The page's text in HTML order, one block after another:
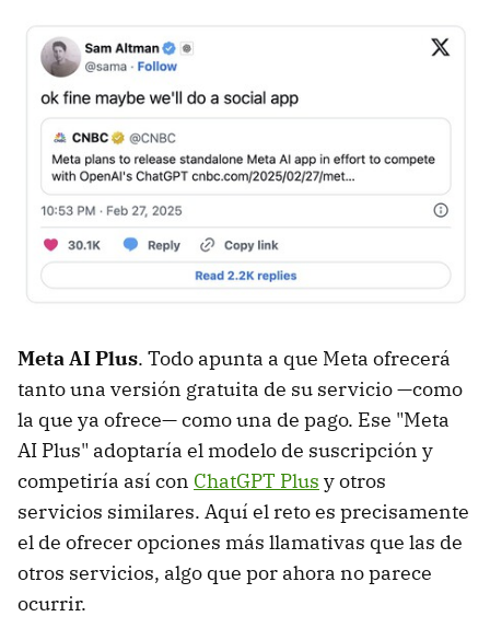
Meta AI Plus. Todo apunta a que Meta ofrecerá
tanto una versión gratuita de su servicio —como
la que ya ofrece— como una de pago. Ese "Meta
AI Plus" adoptaría el modelo de suscripción y
competiría así con ChatGPT Plus y otros
servicios similares. Aquí el reto es precisamente
el de ofrecer opciones más llamativas que las de
otros servicios, algo que por ahora no parece
ocurrir.